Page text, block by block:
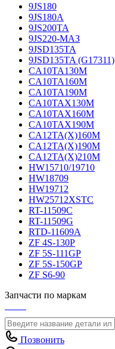
9JS180
9JS180A
9JS200TA
9JS220-МАЗ
9JSD135TA
9JSD135TA (G17311)
CA10TA130M
CA10TA160M
CA10TA190M
CA10TAX130M
CA10TAX160M
CA10TAX190M
CA12TA(X)160M
CA12TA(X)190M
CA12TA(X)210M
HW15710/19710
HW18709
HW19712
HW25712XSTC
RT-11509C
RT-11509G
RTD-11609A
ZF 4S-130P
ZF 5S-111GP
ZF 5S-150GP
ZF S6-90
Запчасти по маркам
Позвонить